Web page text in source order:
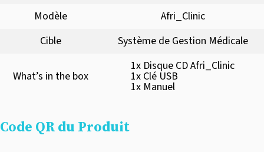
Modèle
Afri_Clinic
Cible
Système de Gestion Médicale
What’s in the box
1x Disque CD Afri_Clinic
1x Clé USB
1x Manuel
Code QR du Produit